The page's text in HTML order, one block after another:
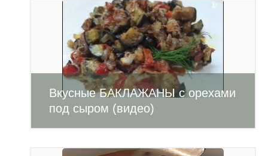
Вкусные БАКЛАЖАНЫ с орехами
под сыром (видео)